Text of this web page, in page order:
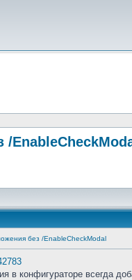
/
без /EnableCheckModal
в конфигураторе всегда